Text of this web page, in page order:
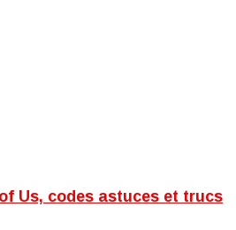
Us, codes astuces et trucs